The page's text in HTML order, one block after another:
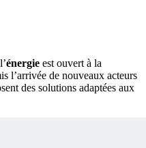
énergie est ouvert à la
l’arrivée de nouveaux acteurs
des solutions adaptées aux